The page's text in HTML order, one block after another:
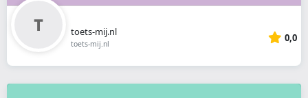
toets-mij.nl
toets-mij.nl 0,0